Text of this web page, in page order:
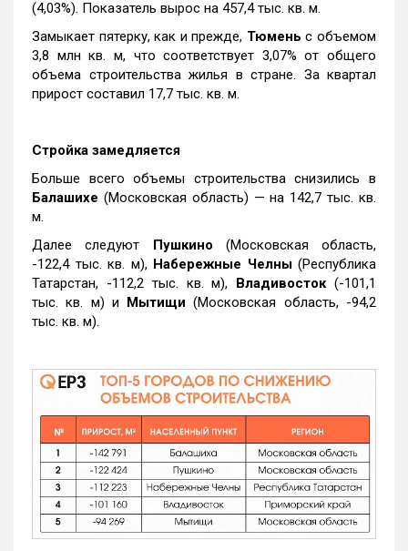
(4,03%). Показатель вырос на 457,4 тыс. кв. м.
Замыкает пятерку, как и прежде, Тюмень с объемом
3,8 млн кв. м, что соответствует 3,07% от общего
объема строительства жилья в стране. За квартал
прирост составил 17,7 тыс. кв. м.
Стройка замедляется
Больше всего объемы строительства снизились в
Балашихе (Московская область) — на 142,7 тыс. кв.
м.
Далее следуют Пушкино (Московская область,
-122,4 тыс. кв. м), Набережные Челны(Республика
Татарстан, -112,2 тыс. кв. м), Владивосток(-101,1
тыс. кв. м) и Мытищи (Московская область, -94,2
тыс. кв. м).